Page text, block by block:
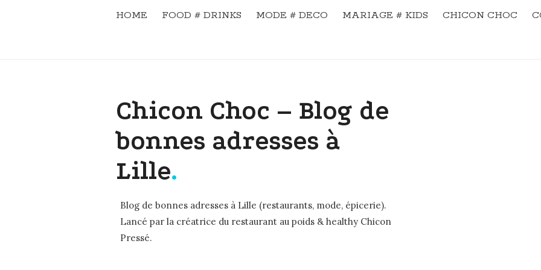
HOME FOOD # DRINKS MODE # DECO MARIAGE # KIDS CHICON CHOC
Chicon Choc – Blog de
bonnes adresses à
Lille.
Blog de bonnes adresses à Lille (restaurants, mode, épicerie).
Lancé par la créatrice du restaurant au poids & healthy Chicon
Pressé.